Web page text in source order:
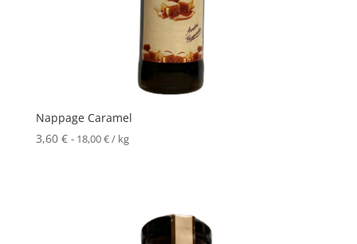
Nappage Caramel
3,60 € - 18,00€/ kg